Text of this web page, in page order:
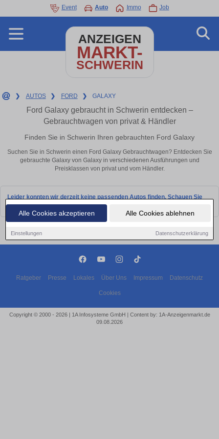
Alle Cookies akzeptieren Alle Cookies ablehnen
Einstellungen Datenschutzerklärung
Event Auto Immo Job
ANZEIGEN
MARKT-
SCHWERIN
❯ AUTOS ❯ FORD ❯ GALAXY
Ford Galaxy gebraucht in Schwerin entdecken –
Gebrauchtwagen von privat & Händler
Finden Sie in Schwerin Ihren gebrauchten Ford Galaxy
Suchen Sie in Schwerin einen Ford Galaxy Gebrauchtwagen? Entdecken Sie
gebrauchte Galaxy von Galaxy in verschiedenen Ausführungen und
Preisklassen von privat und vom Händler.
Leider konnten wir derzeit keine passenden Autos finden. Schauen Sie
bald wieder vorbei!
Ratgeber Presse Lokales Über Uns Impressum Datenschutz
Cookies
Copyright © 2000 - 2026 | 1A Infosysteme GmbH | Content by: 1A-Anzeigenmarkt.de
09.08.2026